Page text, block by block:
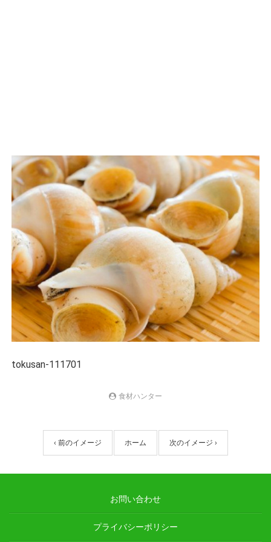
tokusan-111701
食材ハンター
‹ 前のイメージ ホーム 次のイメージ ›
お問い合わせ
プライバシーポリシー